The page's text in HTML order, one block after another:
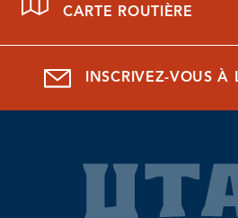
CARTE ROUTIÈRE
INSCRIVEZ-VOUS À